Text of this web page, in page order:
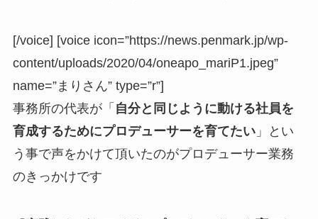
[/voice] [voice icon=”https://news.penmark.jp/wp-
content/uploads/2020/04/oneapo_mariP1.jpeg”
name=”まりさん” type=”r”]
事務所の代表が「 自分と同じように動ける社員を
育成するためにプロデューサーを育てたい」とい
う事で声をかけて頂いたのがプロデューサー業務
のきっかけです